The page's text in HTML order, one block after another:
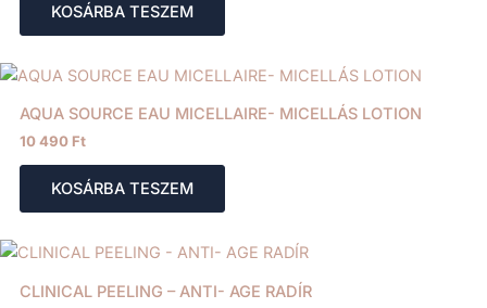
KOSÁRBA TESZEM
AQUA SOURCE EAU MICELLAIRE- MICELLÁS LOTION
10 490 Ft
KOSÁRBA TESZEM
CLINICAL PEELING – ANTI- AGE RADÍR